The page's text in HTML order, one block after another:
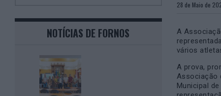
28 de Maio de
A
vários
A prova,
Associação
Municipal de
NOTÍCIAS DE FORNOS